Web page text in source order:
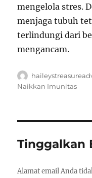
mengelola stres.
menjaga tubuh
terlindungi dari
mengancam.
Author
Naikkan Imunitas
Tinggalkan
Alamat email Anda